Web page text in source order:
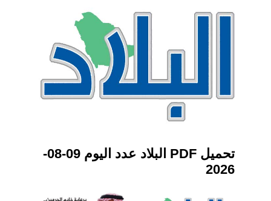
تحميل PDF البلاد عدد اليوم 09-08-
2026